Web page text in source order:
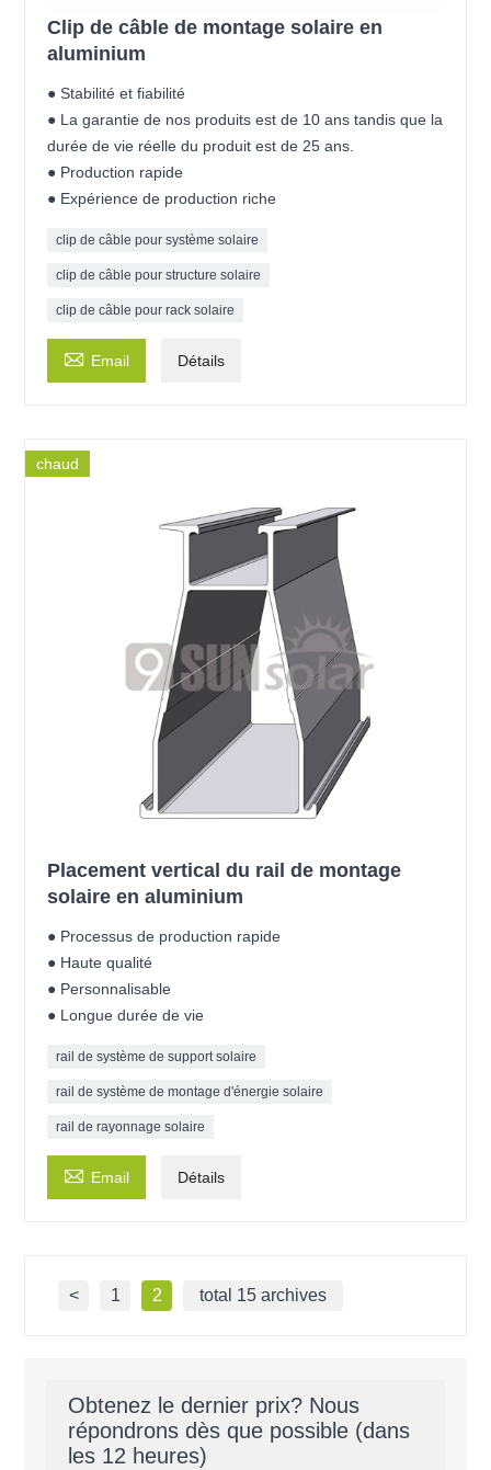
Clip de câble de montage solaire en
aluminium
● Stabilité et fiabilité
● La garantie de nos produits est de 10 ans tandis que la
durée de vie réelle du produit est de 25 ans.
● Production rapide
● Expérience de production riche
clip de câble pour système solaire
clip de câble pour structure solaire
clip de câble pour rack solaire
 Email Détails
chaud
Placement vertical du rail de montage
solaire en aluminium
● Processus de production rapide
● Haute qualité
● Personnalisable
● Longue durée de vie
rail de système de support solaire
rail de système de montage d'énergie solaire
rail de rayonnage solaire
 Email Détails
< 1 2 total 15 archives
Obtenez le dernier prix? Nous
répondrons dès que possible (dans
les 12 heures)